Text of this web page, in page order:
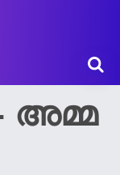
- അമ്മ